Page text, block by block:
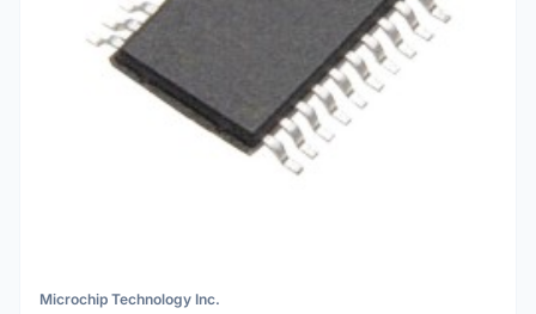
Microchip Technology Inc.